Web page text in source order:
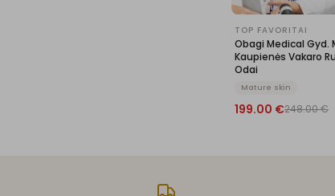
TOP FAVORITAI
Obagi Medical Gyd.
Kaupienės Vakaro
Odai
Mature skin
199.00 €248.00€